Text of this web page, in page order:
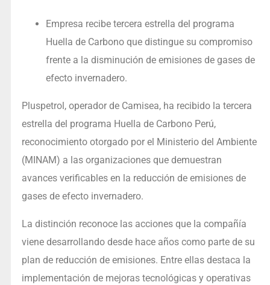
Empresa recibe tercera estrella del programa
Huella de Carbono que distingue su compromiso
frente a la disminución de emisiones de gases de
efecto invernadero.
Pluspetrol, operador de Camisea, ha recibido la tercera
estrella del programa Huella de Carbono Perú,
reconocimiento otorgado por el Ministerio del Ambiente
(MINAM) a las organizaciones que demuestran
avances verificables en la reducción de emisiones de
gases de efecto invernadero.
La distinción reconoce las acciones que la compañía
viene desarrollando desde hace años como parte de su
plan de reducción de emisiones. Entre ellas destaca la
implementación de mejoras tecnológicas y operativas